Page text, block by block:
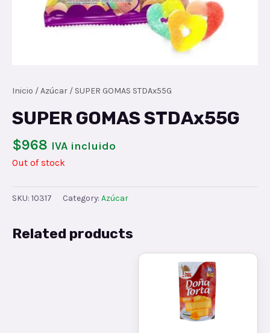
Inicio /Azúcar / SUPER GOMAS STDAx55G
SUPER GOMAS STDAx55G
$968 IVA incluido
Out of stock
SKU: 10317 Category: Azúcar
Related products